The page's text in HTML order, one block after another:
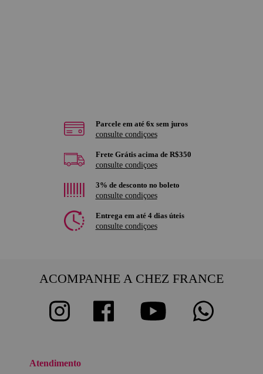
Parcele em até 6x sem juros
consulte condiçoes
Frete Grátis acima de R$350
consulte condiçoes
3% de desconto no boleto
consulte condiçoes
Entrega em até 4 dias úteis
consulte condiçoes
ACOMPANHE A CHEZ FRANCE
Atendimento